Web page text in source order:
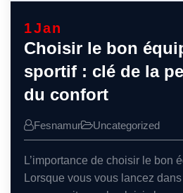
1Jan
Choisir le bon
sportif : clé de la
du confort
Fesnamur Uncategorized
L’importance de choisir le bon
Lorsque vous vous lancez